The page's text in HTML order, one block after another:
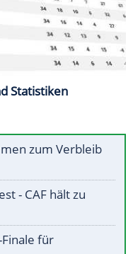
Statistiken
zum Verbleib
- CAF hält zu
für